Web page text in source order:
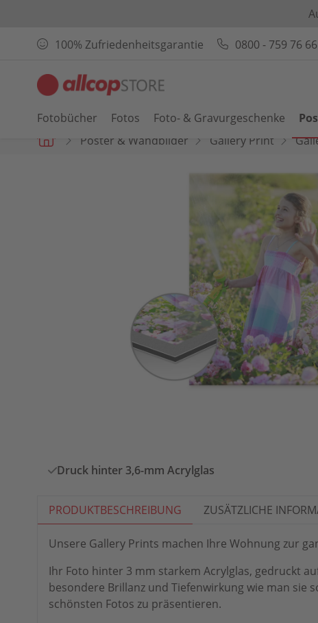
100% Zufriedenheitsgarantie 0800 - 759 76 66
Fotobücher Fotos Foto- & Gravurgeschenke
Poster & Wandbilder
Gallery Print
Druck hinter 3,6-mm Acrylglas
PRODUKTBESCHREIBUNG ZUSÄTZLICHE
Unsere Gallery Prints machen Ihre Wohnung zur
Ihr Foto hinter 3 mm starkem Acrylglas, gedruckt
besondere Brillanz und Tiefenwirkung wie man sie
schönsten Fotos zu präsentieren.